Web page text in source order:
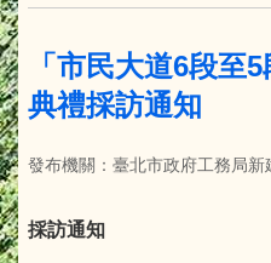
「市民大道6段至
典禮採訪通知
發布機關：臺北市政府工務局新
採訪通知